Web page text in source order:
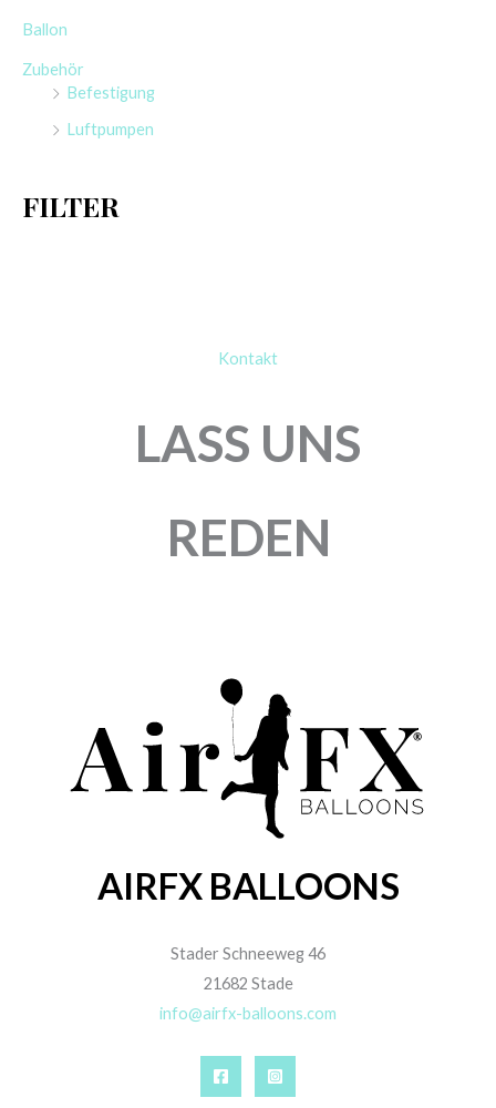
n
Ballon
Zubehör
Befestigung
Luftpumpen
FILTER
Kontakt
LASS UNS
REDEN
AIRFX BALLOONS
Stader Schneeweg 46
21682 Stade
info@airfx-balloons.com